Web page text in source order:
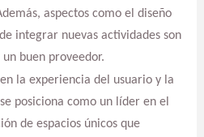
aspectos como el diseño
integrar nuevas actividades son
buen proveedor.
la experiencia del usuario y la
posiciona como un líder en el
de espacios únicos que